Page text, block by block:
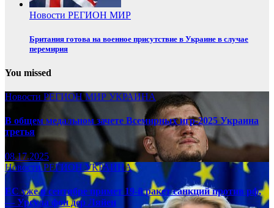
Новости РЕГИОН МИР
Британия готова на военное присутствие в Украине в случае
перемирия
You missed
Новости РЕГИОНМИР УКРАИНА
В общем медальном зачете Всемирных игр-2025 Украина
третья
08.17.2025
НовостиРЕГИОНУКРАИНА
ЕС уже в сентябре примет 19-й ракет санкций против рф,
— Урсула фон дер Ляйен